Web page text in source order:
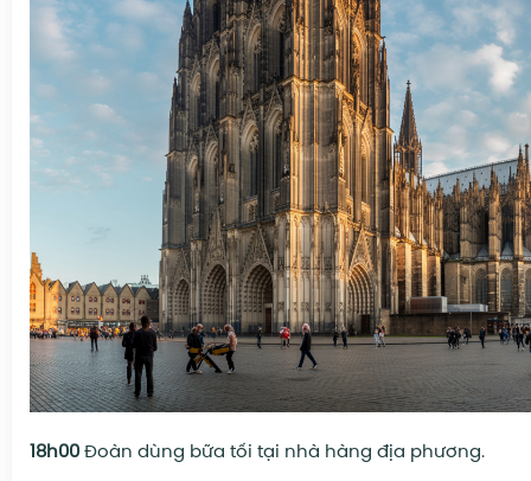
18h00 Đoàn dùng bữa tối tại nhà hàng địa phương.